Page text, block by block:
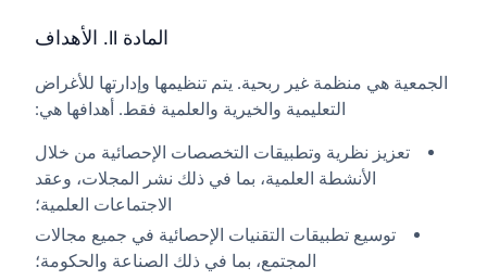
المادة II. الأهداف
الجمعية هي منظمة غير ربحية. يتم تنظيمها وإدارتها للأغراض
التعليمية والخيرية والعلمية فقط. أهدافها هي:
تعزيز نظرية وتطبيقات التخصصات الإحصائية من خلال
الأنشطة العلمية، بما في ذلك نشر المجلات، وعقد
الاجتماعات العلمية؛
توسيع تطبيقات التقنيات الإحصائية في جميع مجالات
المجتمع، بما في ذلك الصناعة والحكومة؛